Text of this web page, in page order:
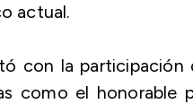
actual.
con la participación
como el honorable